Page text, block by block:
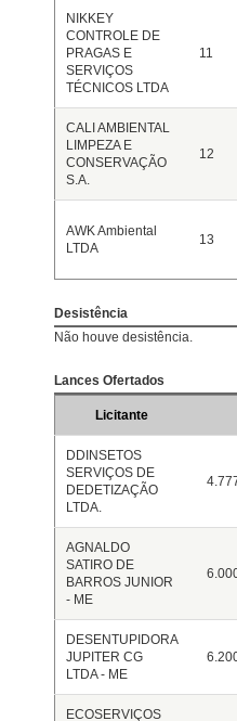
NIKKEY
CONTROLE DE
PRAGAS E
SERVIÇOS
TÉCNICOS LTDA
11
CALI AMBIENTAL
LIMPEZA E
CONSERVAÇÃO
S.A.
12
AWK Ambiental
LTDA
13
Desistência
Não houve desistência.
Lances Ofertados
Licitante
DDINSETOS
SERVIÇOS DE
DEDETIZAÇÃO
LTDA.
AGNALDO
SATIRO DE
BARROS JUNIOR
- ME
DESENTUPIDORA
JUPITER CG
LTDA - ME
ECOSERVIÇOS